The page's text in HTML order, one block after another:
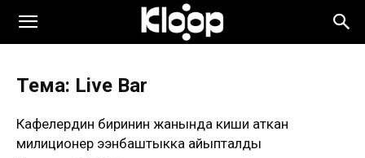
Тема: Live Bar
Кафелердин биринин жанында киши аткан
милиционер ээнбаштыкка айыпталды